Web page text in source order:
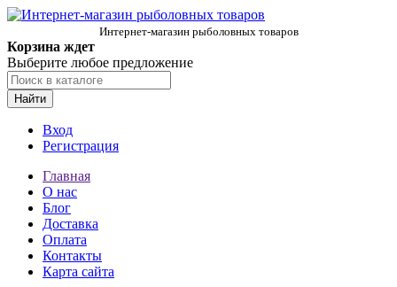
Интернет-магазин рыболовных товаров
Корзина ждет
Выберите любое предложение
Найти
Вход
Регистрация
Главная
О нас
Блог
Доставка
Оплата
Контакты
Карта сайта